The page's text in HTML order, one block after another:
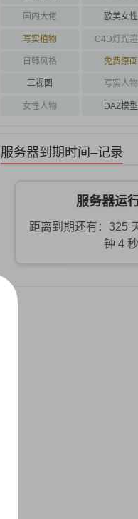
国内大佬 欧美女性
写实植物 C4D灯光
日韩风格 免费原画
三视图 写实人物
女性人物 DAZ模型
服务器到期时间–记录
服务器运
距离到期还有：325
钟 3 秒